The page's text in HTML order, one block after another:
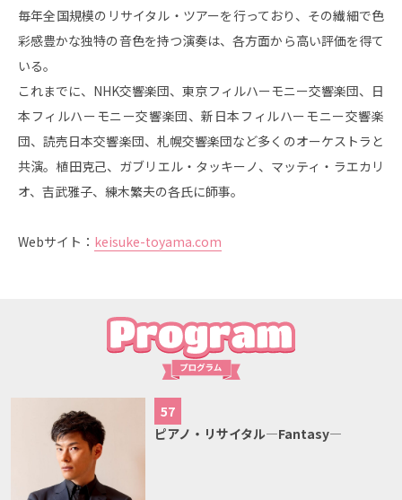
毎年全国規模のリサイタル・ツアーを行っており、その繊細で色
彩感豊かな独特の音色を持つ演奏は、各方面から高い評価を得て
いる。
これまでに、NHK交響楽団、東京フィルハーモニー交響楽団、日
本フィルハーモニー交響楽団、新日本フィルハーモニー交響楽
団、読売日本交響楽団、札幌交響楽団など多くのオーケストラと
共演。植田克己、ガブリエル・タッキーノ、マッティ・ラエカリ
オ、吉武雅子、練木繁夫の各氏に師事。
Webサイト： keisuke-toyama.com
57
ピアノ・リサイタル—Fantasy—